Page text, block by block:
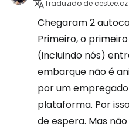
Traduzido de cestee.cz
Chegaram 2
Primeiro, o
(incluindo nós)
embarque não é
por um
plataforma. Por
de espera. Mas